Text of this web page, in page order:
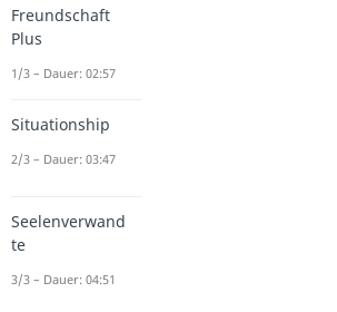
Freundschaft
Plus
1/3 – Dauer: 02:57
Situationship
2/3 – Dauer: 03:47
Seelenverwand
te
3/3 – Dauer: 04:51